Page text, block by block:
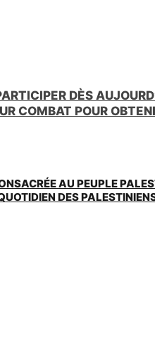
DÈS
COMBAT POUR
AU PEUPLE
DES